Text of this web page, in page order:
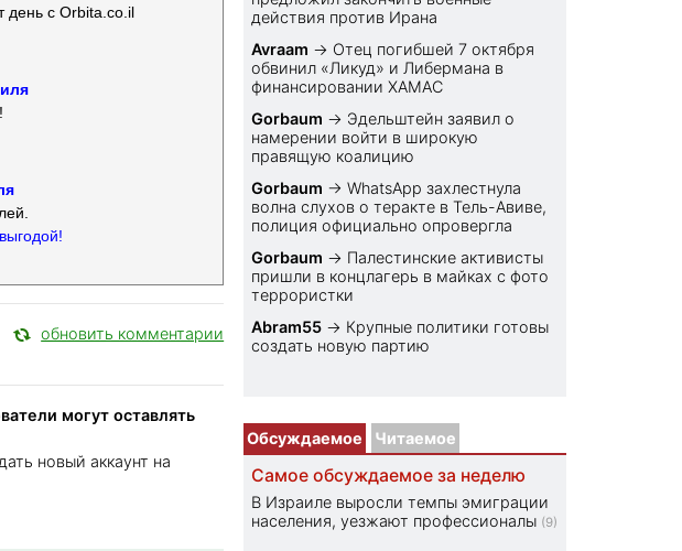
день с Orbita.co.il
обновить комментарии
могут оставлять
новый аккаунт на
действия против Ирана
Avraam → Отец погибшей 7 октября
обвинил «Ликуд» и Либермана в
финансировании ХАМАС
Gorbaum → Эдельштейн заявил о
намерении войти в широкую
правящую коалицию
Gorbaum →WhatsApp захлестнула
волна слухов о теракте в Тель-Авиве,
полиция официально опровергла
Gorbaum → Палестинские активисты
пришли в концлагерь в майках с фото
террористки
Abram55 → Крупные политики готовы
создать новую партию
Обсуждаемое Читаемое
Самое обсуждаемое за неделю
В Израиле выросли темпы эмиграции
населения, уезжают профессионалы (9)